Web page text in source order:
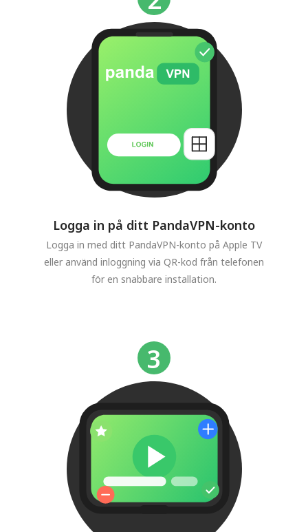
Logga in på ditt PandaVPN-konto
Logga in med ditt PandaVPN-konto på Apple TV
eller använd inloggning via QR-kod från telefonen
för en snabbare installation.